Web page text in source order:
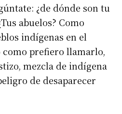
¿de dónde son tu
abuelos? Como
indígenas en el
como prefiero llamarlo,
mezcla de indígena
de desaparecer